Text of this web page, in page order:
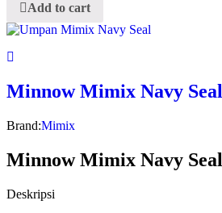
Add to cart
Minnow Mimix Navy Seal
Brand:Mimix
Minnow Mimix Navy Seal
Deskripsi